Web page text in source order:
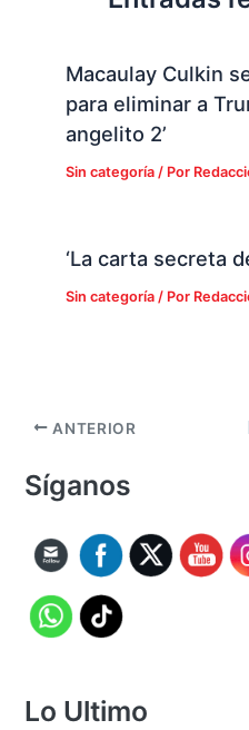
Macaulay Culkin
para eliminar a
angelito 2’
Sin categoría/ Por
‘La carta secreta
Sin categoría/ Por
ANTERIOR
Síganos
Lo Ultimo